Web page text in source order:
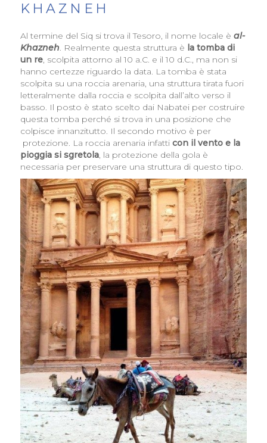
KHAZNEH
Al termine del Siq si trova il Tesoro, il nome locale è al-
Khazneh. Realmente questa struttura è la tomba di
un re, scolpita attorno al 10 a.C. e il 10 d.C., ma non si
hanno certezze riguardo la data. La tomba è stata
scolpita su una roccia arenaria, una struttura tirata fuori
letteralmente dalla roccia e scolpita dall’alto verso il
basso. Il posto è stato scelto dai Nabatei per costruire
questa tomba perché si trova in una posizione che
colpisce innanzitutto. Il secondo motivo è per
protezione. La roccia arenaria infatti con il vento e la
pioggia si sgretola, la protezione della gola è
necessaria per preservare una struttura di questo tipo.